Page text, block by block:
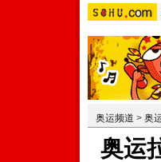
奥运频道 > 奥
奥运